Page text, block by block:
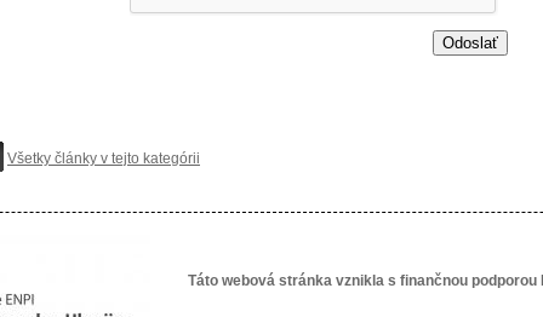
Všetky články v tejto kategórii
Táto webová stránka vznikla s finančnou podporou